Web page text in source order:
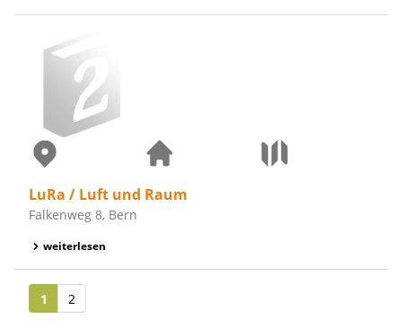
LuRa / Luft und Raum
Falkenweg 8, Bern
weiterlesen
1 2